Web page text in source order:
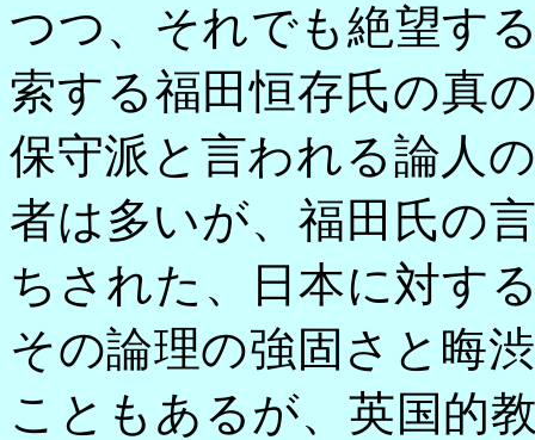
つつ、それでも絶望す
索する福田恒存氏の真
保守派と言われる論人
者は多いが、福田氏の
ちされた、日本に対す
その論理の強固さと晦
こともあるが、英国的